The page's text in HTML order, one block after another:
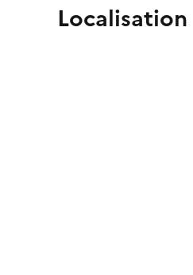
Localisation